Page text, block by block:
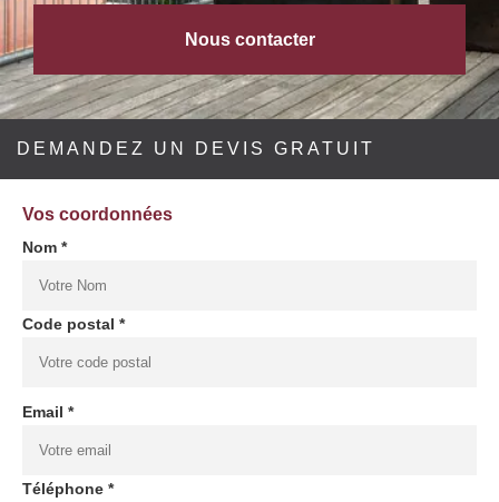
Nous contacter
DEMANDEZ UN DEVIS GRATUIT
Vos coordonnées
Nom *
Code postal *
Email *
Téléphone *